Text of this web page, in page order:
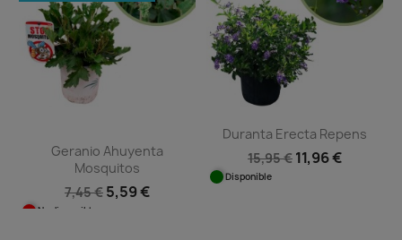
Geranio Ahuyenta
Mosquitos
7,45 € 5,59 €
No disponible
Duranta Erecta Repens
15,95 € 11,96 €
Disponible